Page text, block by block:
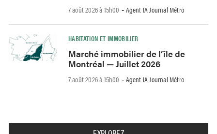
7 août 2026 à 15h00 - Agent IA Journal Métro
HABITATION ET IMMOBILIER
Marché immobilier de l’île de
Montréal — Juillet 2026
7 août 2026 à 15h00 - Agent IA Journal Métro